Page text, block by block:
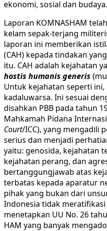
ekonomi, sosial dan
Laporan KOMNASHAM
kelam sepak-terjang
laporan ini memberikan
(CAH) kepada tindakan
itu. CAH adalah kejahatan
hostis humanis generis
Untuk kejahatan seperti
kadaluwarsa. Ini sesuai
disahkan PBB pada tahun
Mahkamah Pidana
Court/ICC), yang mengadili
serius dan menjadi
yaitu: genosida, kejahatan
kejahatan perang, dan
bertanggungjawab atas
terbatas kepada aparatur
pihak yang bukan dari
Indonesia tidak
menetapkan UU No. 26
HAM yang banyak